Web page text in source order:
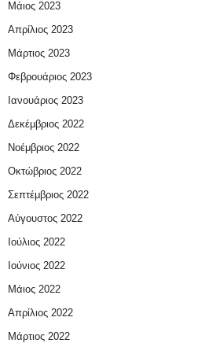
Μάιος 2023
Απρίλιος 2023
Μάρτιος 2023
Φεβρουάριος 2023
Ιανουάριος 2023
Δεκέμβριος 2022
Νοέμβριος 2022
Οκτώβριος 2022
Σεπτέμβριος 2022
Αύγουστος 2022
Ιούλιος 2022
Ιούνιος 2022
Μάιος 2022
Απρίλιος 2022
Μάρτιος 2022